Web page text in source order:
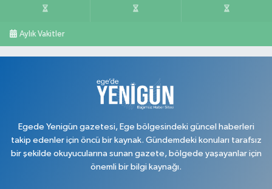
Aylık Vakitler
Egede Yenigün gazetesi, Ege bölgesindeki güncel haberleri
takip edenler için öncü bir kaynak. Gündemdeki konuları tarafsız
bir şekilde okuyucularına sunan gazete, bölgede yaşayanlar için
önemli bir bilgi kaynağı.